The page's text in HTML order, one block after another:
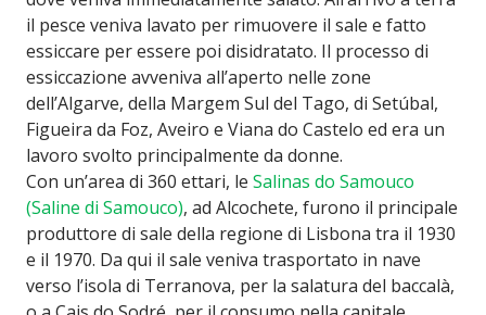
il pesce veniva lavato per rimuovere il sale e fatto
essiccare per essere poi disidratato. Il processo di
essiccazione avveniva all’aperto nelle zone
dell’Algarve, della Margem Sul del Tago, di Setúbal,
Figueira da Foz, Aveiro e Viana do Castelo ed era un
lavoro svolto principalmente da donne.
Con un’area di 360 ettari, le Salinas do Samouco
(Saline di Samouco), ad Alcochete, furono il principale
produttore di sale della regione di Lisbona tra il 1930
e il 1970. Da qui il sale veniva trasportato in nave
verso l’isola di Terranova, per la salatura del baccalà,